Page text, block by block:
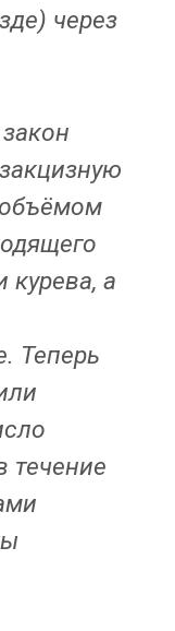
через
объёмом
курева, а
Теперь
течение